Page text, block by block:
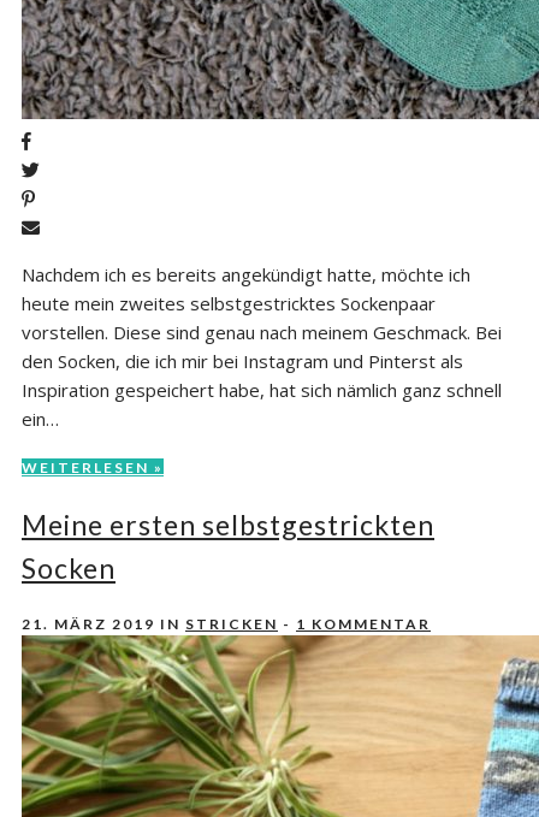
Nachdem ich es bereits angekündigt hatte, möchte ich
heute mein zweites selbstgestricktes Sockenpaar
vorstellen. Diese sind genau nach meinem Geschmack. Bei
den Socken, die ich mir bei Instagram und Pinterst als
Inspiration gespeichert habe, hat sich nämlich ganz schnell
ein…
WEITERLESEN »
Meine ersten selbstgestrickten
Socken
21. MÄRZ 2019 IN STRICKEN - 1 KOMMENTAR